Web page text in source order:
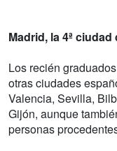
Madrid, la 4ª
Los recién
otras ciudades
Valencia, Sevilla,
Gijón, aunque
personas